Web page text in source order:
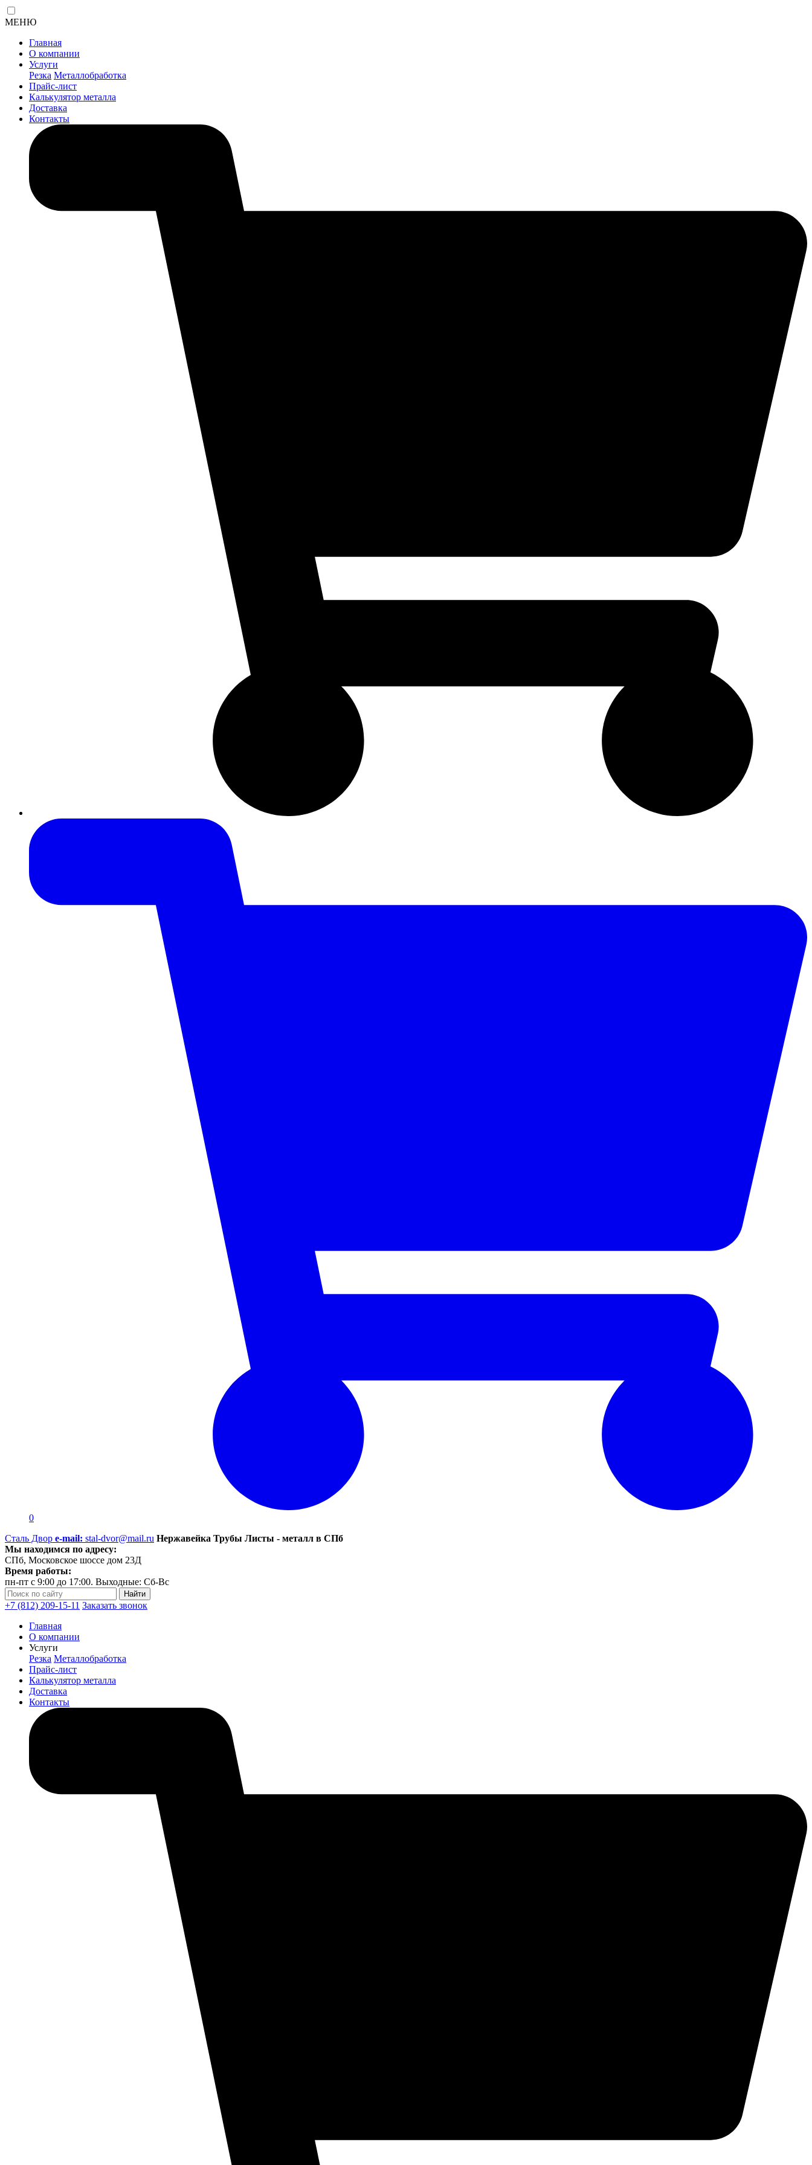
МЕНЮ
Главная
О компании
Услуги
Резка Металлобработка
Прайс-лист
Калькулятор металла
Доставка
Контакты
0
Сталь Двор e-mail: stal-dvor@mail.ru Нержавейка Трубы Листы - металл в СПб
Мы находимся по адресу:
СПб, Московское шоссе дом 23Д
Время работы:
пн-пт с 9:00 до 17:00. Выходные: Сб-Вс
+7 (812) 209-15-11 Заказать звонок
Главная
О компании
Услуги
Резка Металлобработка
Прайс-лист
Калькулятор металла
Доставка
Контакты